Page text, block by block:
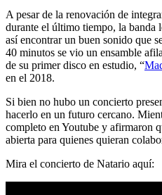
A pesar de la renovación de
durante el último tiempo, la banda
así encontrar un buen sonido que
40 minutos se vio un ensamble
de su primer disco en estudio, “
en el 2018.
Si bien no hubo un concierto
hacerlo en un futuro cercano.
completo en Youtube y afirmaron
abierta para quienes quieran
Mira el concierto de Natario aquí: